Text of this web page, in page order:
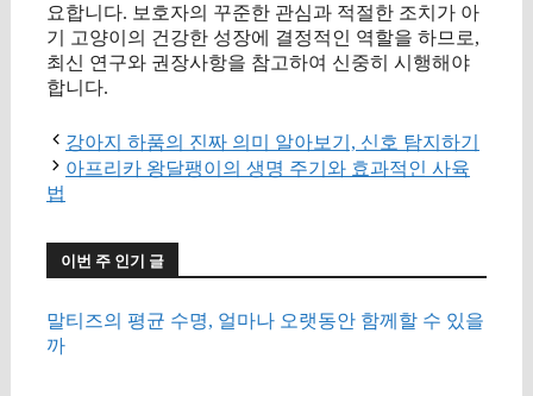
요합니다. 보호자의 꾸준한 관심과 적절한 조치가 아
기 고양이의 건강한 성장에 결정적인 역할을 하므로,
최신 연구와 권장사항을 참고하여 신중히 시행해야
합니다.
강아지 하품의 진짜 의미 알아보기, 신호 탐지하기
아프리카 왕달팽이의 생명 주기와 효과적인 사육
법
이번 주 인기 글
말티즈의 평균 수명, 얼마나 오랫동안 함께할 수 있을
까